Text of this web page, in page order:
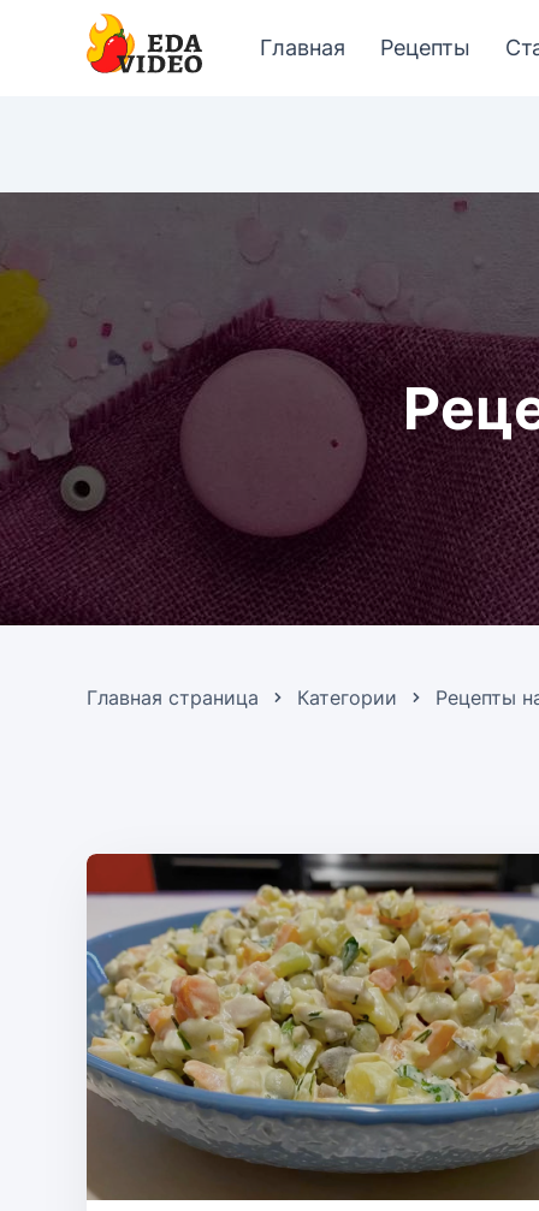
Главная Рецепты
Главная страница Категории Рецепты